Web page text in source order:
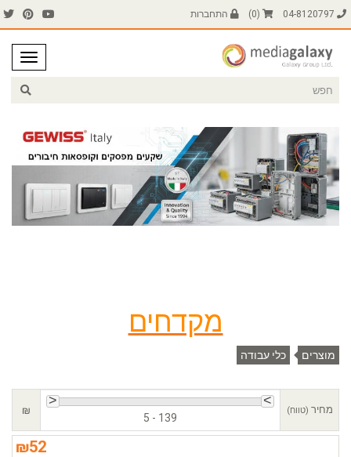
(
0
) התחברות
מקדחים
מוצרים כלי עבודה
מחיר (טווח)
5 - 139
₪
₪52